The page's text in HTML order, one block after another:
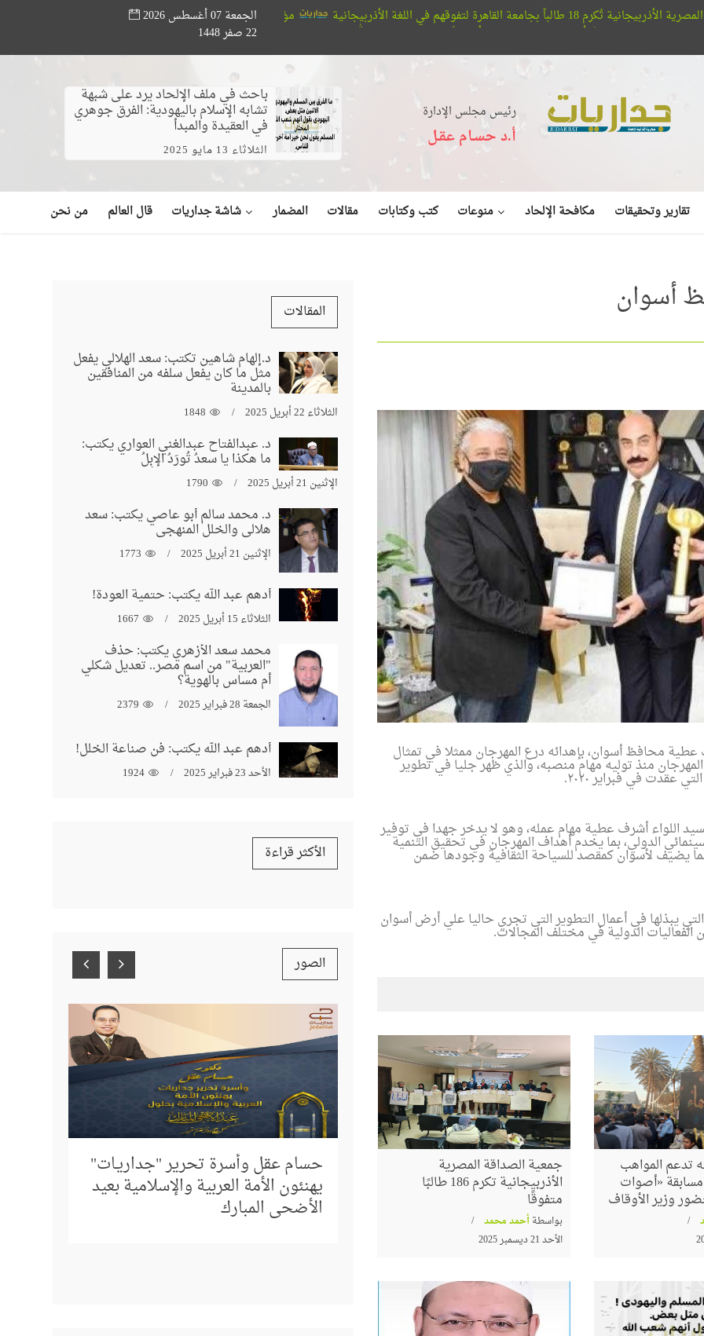
اللغة الأذربيجانية
مؤسسة أبو حته تدعم المواهب القرآنية.. ختام مسابقة «أصوات من السماء»
أفلا تبصرون.. حيتان الأوركا تُعلن عن بديع صنع الله في البحر (فيديو)
الجمعة 07 أغسطس 2026
22 صفر 1448
رئيس مجلس الإدارة
أ.د حسـام عقـل
باحث في ملف الإلحاد يرد على شبهة
تشابه الإسلام باليهودية: الفرق جوهري
في العقيدة والمبدأ
الثلاثاء 13 مايو 2025
تقارير وتحقيقات مكافحة الإلحاد منوعات كتب وكتابات مقالات المضمار شاشة جداريات قال العالم من نحن
أسوان
عطية محافظ أسوان، بإهدائه درع المهرجان ممثلا في تمثال
منذ توليه مهام منصبه، والذي ظهر جليا في تطوير
عقدت في فبراير ٢٠٢٠ .
اللواء أشرف عطية مهام عمله، وهو لا يدخر جهدا في توفير
الدولي، بما يخدم أهداف المهرجان في تحقيق التنمية
يضيف لأسوان كمقصد للسياحة الثقافية وجودها ضمن
يبذلها في أعمال التطوير التي تجري حاليا علي أرض أسوان
الفعاليات الدولية في مختلف المجالات.
تدعم المواهب
مسابقة «أصوات
وزير الأوقاف
جمعية الصداقة المصرية
الأذربيجانية تكرم 186 طالبًا
متفوقًا
بواسطةأحمد محمد
الأحد 21 ديسمبر 2025
المقالات
د.إلهام شاهين تكتب: سعد الهلالي يفعل
مثل ما كان يفعل سلفه من المنافقين
بالمدينة
الثلاثاء 22 أبريل 2025 1848
د. عبدالفتاح عبدالغني العواري يكتب:
ما هكذا يا سعدُ تُورَدُ الإبِلُ
الإثنين 21 أبريل 2025 1790
د. محمد سالم أبو عاصي يكتب: سعد
هلالي والخلل المنهجي
الإثنين 21 أبريل 2025 1773
أدهم عبد الله يكتب: حتمية العودة!
الثلاثاء 15 أبريل 2025 1667
محمد سعد الأزهري يكتب: حذف
"العربية" من اسم مصر.. تعديل شكلي
أم مساس بالهوية؟
الجمعة 28 فبراير 2025 2379
أدهم عبد الله يكتب: فن صناعة الخلل!
الأحد 23 فبراير 2025 1924
الأكثر قراءة
الصور
جداريات ينظم ندوة لمناقشة كتاب
"حوار جديد مع الفكر الإلحادي"
حسام عقل وأسرة تحرير "جداريـات"
يهنئون الأمة العربية والإسلامية بعيد
الأضحى المبارك